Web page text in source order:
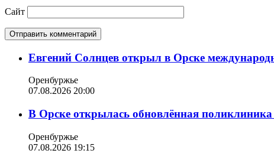
Сайт
Евгений Солнцев открыл в Орске
Оренбуржье
07.08.2026 20:00
В Орске открылась обновлённая
Оренбуржье
07.08.2026 19:15